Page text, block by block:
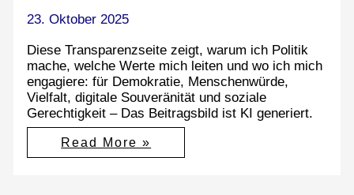
23. Oktober 2025
Diese Transparenzseite zeigt, warum ich Politik
mache, welche Werte mich leiten und wo ich mich
engagiere: für Demokratie, Menschenwürde,
Vielfalt, digitale Souveränität und soziale
Gerechtigkeit – Das Beitragsbild ist KI generiert.
Transparenz
Read More »